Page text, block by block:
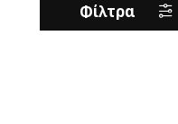
Φίλτρα